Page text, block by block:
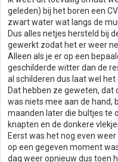
geleden) bij het boren een
zwart water wat langs de
Dus alles netjes hersteld bij
gewerkt zodat het er weer
Alleen als je er op een
geschilderde witter dan de
al schilderen dus laat wel
Dat hebben ze geweten, dat
was niets mee aan de hand,
maanden later die bultjes te
knapten en de donkere
Eerst was het nog even
op een gegeven moment
dag weer opnieuw dus toen